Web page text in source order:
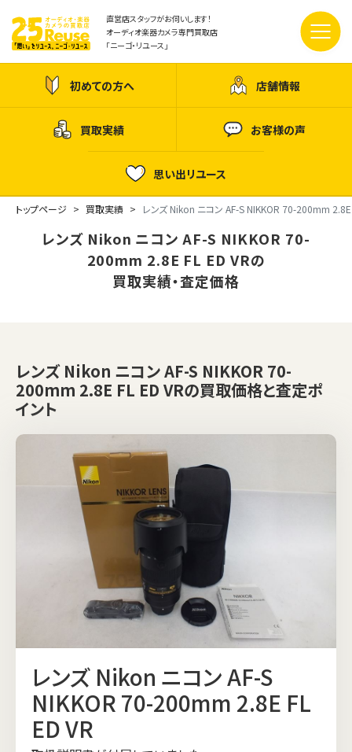
直営店スタッフがお伺いします！
オーディオ楽器カメラ専門買取店
「ニーゴ・リユース」
初めての方へ 店舗情報
買取実績 お客様の声
思い出リユース
トップページ 買取実績 レンズ Nikon ニコン AF-S NIKKOR 70-200mm 2.8E
レンズ Nikon ニコン AF-S NIKKOR 70-
200mm 2.8E FL ED VRの
買取実績・査定価格
レンズ Nikon ニコン AF-S NIKKOR 70-
200mm 2.8E FL ED VRの買取価格と査定ポ
イント
レンズ Nikon ニコン AF-S
NIKKOR 70-200mm 2.8E FL
ED VR